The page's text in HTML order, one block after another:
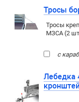
Тросы
Тросы
МЗСА (2
с
Лебедка